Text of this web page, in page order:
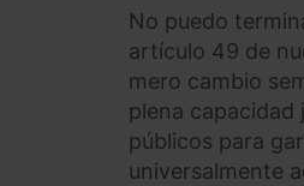
No puedo
artículo 49 de
mero cambio
plena capacidad
públicos para
universalmente